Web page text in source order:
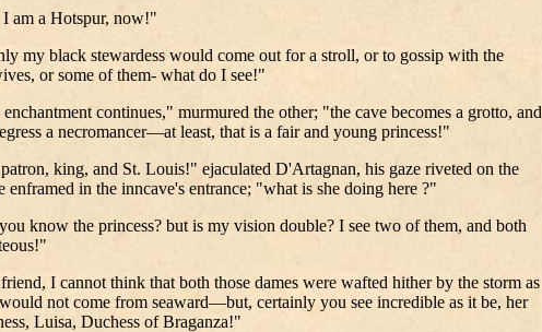
am a Hotspur, now!"
my black stewardess would come out for a stroll, or to gossip with the
or some of them- what do I see!"
continues," murmured the other; "the cave becomes a grotto, and
a necromancer—at least, that is a fair and young princess!"
king, and St. Louis!" ejaculated D'Artagnan, his gaze riveted on the
enframed in the inncave's entrance; "what is she doing here ?"
know the princess? but is my vision double? I see two of them, and both
I cannot think that both those dames were wafted hither by the storm as
not come from seaward—but, certainly you see incredible as it be, her
Luisa, Duchess of Braganza!"